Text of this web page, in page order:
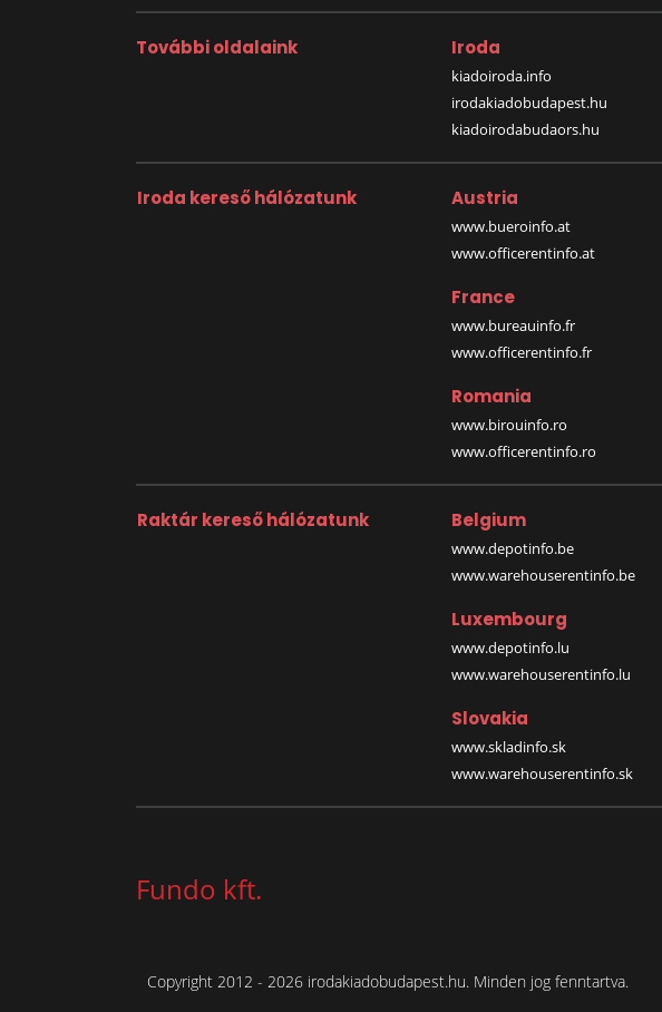
További oldalaink Iroda
kiadoiroda.info
irodakiadobudapest.hu
kiadoirodabudaors.hu
Iroda kereső hálózatunk Austria
www.bueroinfo.at
www.officerentinfo.at
France
www.bureauinfo.fr
www.officerentinfo.fr
Romania
www.birouinfo.ro
www.officerentinfo.ro
Raktár kereső hálózatunk Belgium
www.depotinfo.be
www.warehouserentinfo.be
Luxembourg
www.depotinfo.lu
www.warehouserentinfo.lu
Slovakia
www.skladinfo.sk
www.warehouserentinfo.sk
Fundo kft.
Copyright 2012 - 2026 irodakiadobudapest.hu. Minden jog fenntartva.